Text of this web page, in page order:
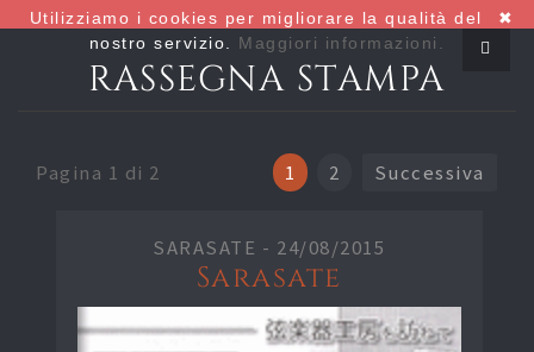
RASSEGNA STAMPA
Pagina 1 di 2 1 2 Successiva
SARASATE - 24/08/2015
Sarasate
✖
Utilizziamo i cookies per migliorare la qualità del
nostro servizio. Maggiori informazioni.